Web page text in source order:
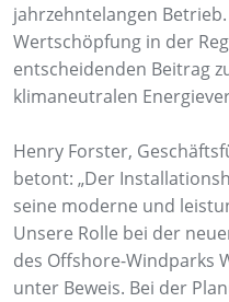
jahrzehntelangen
Wertschöpfung in der
entscheidenden Beitrag
klimaneutralen
Henry Forster,
betont: „Der
seine moderne und
Unsere Rolle bei der
des Offshore-Windparks
unter Beweis. Bei der